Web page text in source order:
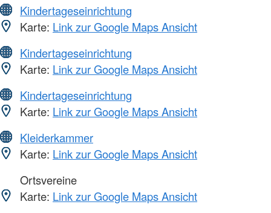
Kindertageseinrichtung
Karte: Link zur Google Maps Ansicht
Kindertageseinrichtung
Karte: Link zur Google Maps Ansicht
Kindertageseinrichtung
Karte: Link zur Google Maps Ansicht
Kleiderkammer
Karte: Link zur Google Maps Ansicht
Ortsvereine
Karte: Link zur Google Maps Ansicht